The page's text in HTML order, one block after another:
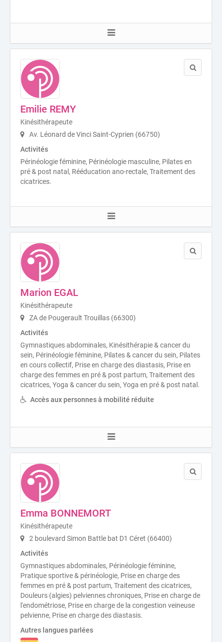
Emilie REMY
Kinésithérapeute
Av. Léonard de Vinci Saint-Cyprien (66750)
Activités
Périnéologie féminine, Périnéologie masculine, Pilates en
pré & post natal, Rééducation ano-rectale, Traitement des
cicatrices.
Marion EGAL
Kinésithérapeute
ZA de Pougerault Trouillas (66300)
Activités
Gymnastiques abdominales, Kinésithérapie & cancer du
sein, Périnéologie féminine, Pilates & cancer du sein, Pilates
en cours collectif, Prise en charge des diastasis, Prise en
charge des femmes en pré & post partum, Traitement des
cicatrices, Yoga & cancer du sein, Yoga en pré & post natal.
Accès aux personnes à mobilité réduite
Emma BONNEMORT
Kinésithérapeute
2 boulevard Simon Battle bat D1 Céret (66400)
Activités
Gymnastiques abdominales, Périnéologie féminine,
Pratique sportive & périnéologie, Prise en charge des
femmes en pré & post partum, Traitement des cicatrices,
Douleurs (algies) pelviennes chroniques, Prise en charge de
l'endométriose, Prise en charge de la congestion veineuse
pelvienne, Prise en charge des diastasis.
Autres langues parlées